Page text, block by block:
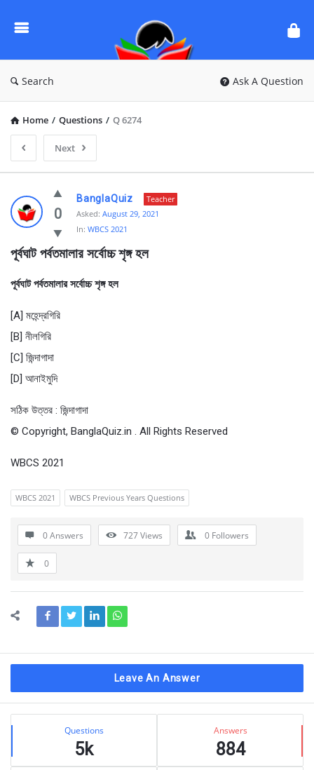
Questions
Search Ask A Question
Home / Questions / Q 6274
Next
Ask
Questions
BanglaQuiz
Latest
0
BanglaQuiz
Teacher
Asked: August 29, 2021
In: WBCS 2021
পূর্বঘাট পর্বতমালার সর্বোচ্চ শৃঙ্গ হল
পূর্বঘাট পর্বতমালার সর্বোচ্চ শৃঙ্গ হল
[A] মহেন্দ্রগিরি
[B] নীলগিরি
[C] জিন্দাগাদা
[D] আনাইমুদি
সঠিক উত্তর : জিন্দাগাদা
© Copyright, BanglaQuiz.in . All Rights Reserved
WBCS 2021
WBCS 2021 WBCS Previous Years Questions
0 Answers 727Views 0 Followers
0
Leave An Answer
Sidebar
Stats Questions
5k
Answers
884